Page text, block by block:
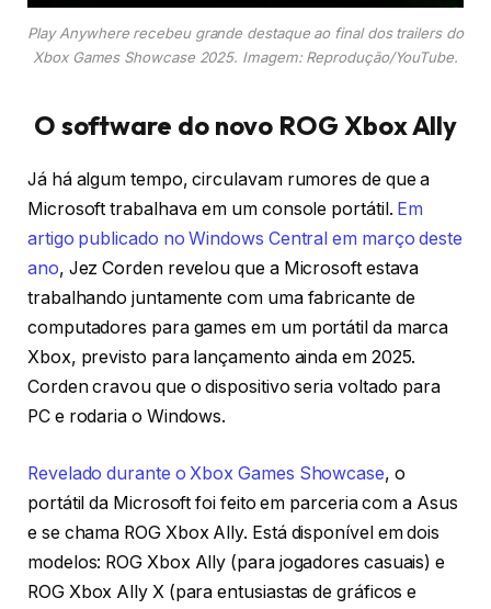
Play Anywhere recebeu grande destaque ao final dos trailers do
Xbox Games Showcase 2025. Imagem: Reprodução/YouTube.
O software do novo ROG Xbox Ally
Já há algum tempo, circulavam rumores de que a
Microsoft trabalhava em um console portátil. Em
artigo publicado no Windows Central em março deste
ano, Jez Corden revelou que a Microsoft estava
trabalhando juntamente com uma fabricante de
computadores para games em um portátil da marca
Xbox, previsto para lançamento ainda em 2025.
Corden cravou que o dispositivo seria voltado para
PC e rodaria o Windows.
Revelado durante o Xbox Games Showcase, o
portátil da Microsoft foi feito em parceria com a Asus
e se chama ROG Xbox Ally. Está disponível em dois
modelos: ROG Xbox Ally (para jogadores casuais) e
ROG Xbox Ally X (para entusiastas de gráficos e